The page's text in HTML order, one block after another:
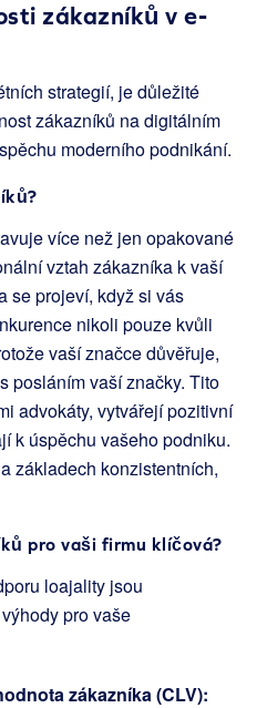
zákazníků v e-
strategií, je důležité
zákazníků na digitálním
moderního podnikání.
více než jen opakované
vztah zákazníka k vaší
se projeví, když si vás
nikoli pouze kvůli
vaší značce důvěřuje,
posláním vaší značky. Tito
advokáty, vytvářejí pozitivní
k úspěchu vašeho podniku.
základech konzistentních,
pro vaši firmu klíčová?
loajality jsou
pro vaše
zákazníka (CLV):